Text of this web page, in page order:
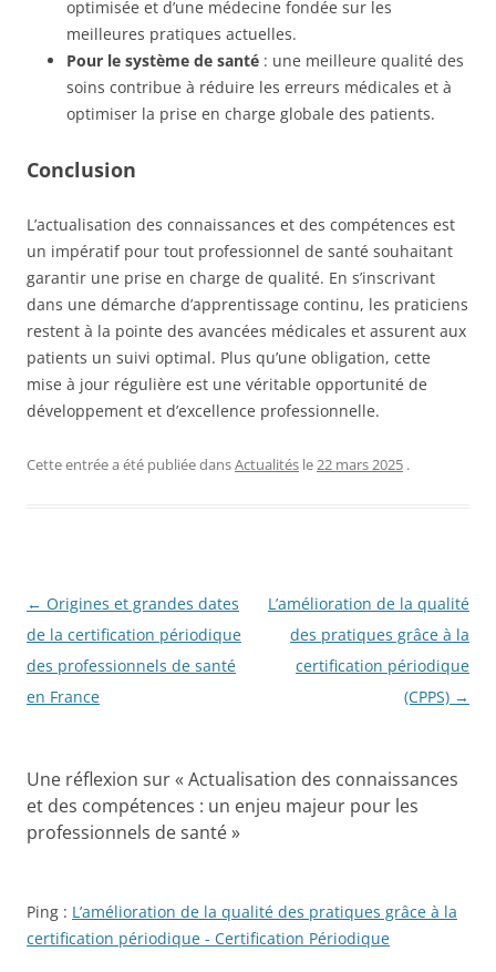
optimisée et d’une médecine fondée sur les
meilleures pratiques actuelles.
Pour le système de santé : une meilleure qualité des
soins contribue à réduire les erreurs médicales et à
optimiser la prise en charge globale des patients.
Conclusion
L’actualisation des connaissances et des compétences est
un impératif pour tout professionnel de santé souhaitant
garantir une prise en charge de qualité. En s’inscrivant
dans une démarche d’apprentissage continu, les praticiens
restent à la pointe des avancées médicales et assurent aux
patients un suivi optimal. Plus qu’une obligation, cette
mise à jour régulière est une véritable opportunité de
développement et d’excellence professionnelle.
Cette entrée a été publiée dansActualités le22 mars 2025 .
Navigation
des
articles
← Origines et grandes dates
de la certification périodique
des professionnels de santé
en France
L’amélioration de la qualité
des pratiques grâce à la
certification périodique
(CPPS) →
Une réflexion sur « Actualisation des connaissances
et des compétences : un enjeu majeur pour les
professionnels de santé»
Ping : L’amélioration de la qualité des pratiques grâce à la
certification périodique - Certification Périodique